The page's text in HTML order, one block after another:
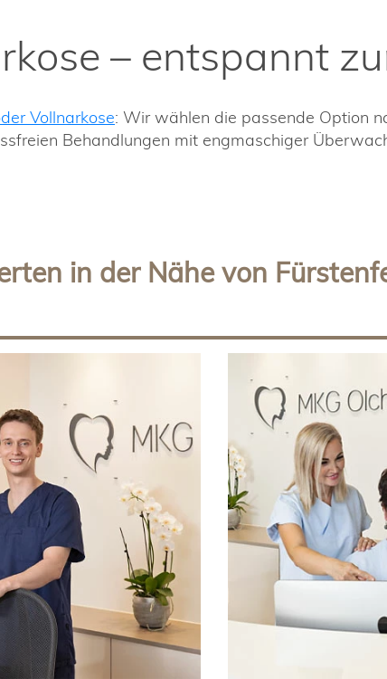
– entspannt
Vollnarkose: Wir wählen die passende Option
Behandlungen mit engmaschiger
in der Nähe von